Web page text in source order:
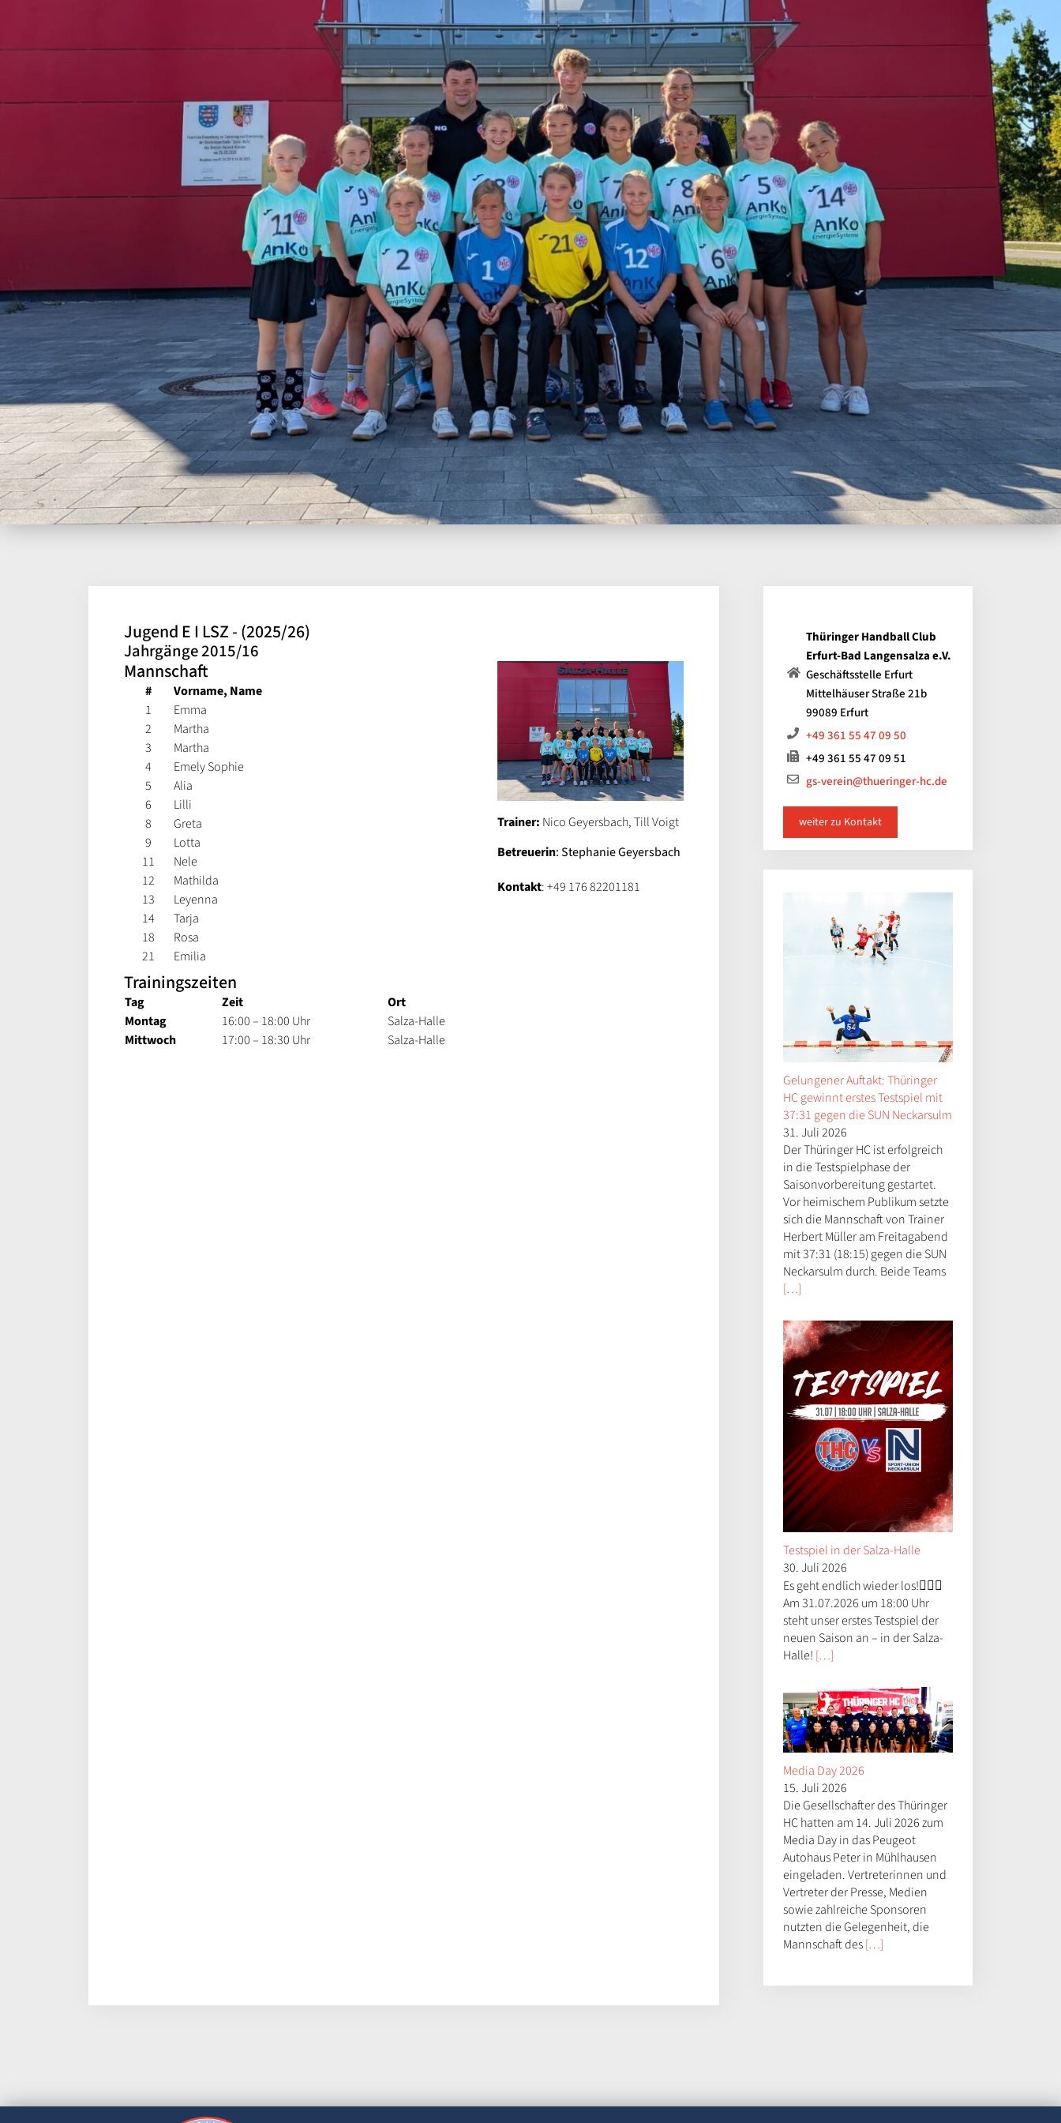
Jugend E I LSZ - (2025/26)
Jahrgänge 2015/16
Mannschaft
#
Vorname, Name
1
Emma
2
Martha
3
Martha
4
Emely Sophie
5
Alia
6
Lilli
8
Greta
9
Lotta
11
Nele
12
Mathilda
13
Leyenna
14
Tarja
18
Rosa
21
Emilia
Trainingszeiten
Tag Zeit
Ort
Montag
16:00 – 18:00 Uhr
Salza-Halle
Mittwoch
17:00 – 18:30 Uhr Salza-Halle
Trainer: Nico Geyersbach, Till Voigt
Betreuerin: Stephanie Geyersbach
Kontakt: +49 176 82201181
Thüringer Handball Club
Erfurt-Bad Langensalza e.V.
Geschäftsstelle Erfurt
Mittelhäuser Straße 21b
99089 Erfurt
+49 361 55 47 09 50
+49 361 55 47 09 51
gs-verein@thueringer-hc.de
weiter zu Kontakt
Gelungener Auftakt: Thüringer
HC gewinnt erstes Testspiel mit
37:31 gegen die SUN Neckarsulm
31. Juli 2026
Der Thüringer HC ist erfolgreich
in die Testspielphase der
Saisonvorbereitung gestartet.
Vor heimischem Publikum setzte
sich die Mannschaft von Trainer
Herbert Müller am Freitagabend
mit 37:31 (18:15) gegen die SUN
Neckarsulm durch. Beide Teams
[…]
Testspiel in der Salza-Halle
30. Juli 2026
Es geht endlich wieder los!😮‍💨🤝
Am 31.07.2026 um 18:00 Uhr
steht unser erstes Testspiel der
neuen Saison an – in der Salza-
Halle! […]
Media Day 2026
15. Juli 2026
Die Gesellschafter des Thüringer
HC hatten am 14. Juli 2026 zum
Media Day in das Peugeot
Autohaus Peter in Mühlhausen
eingeladen. Vertreterinnen und
Vertreter der Presse, Medien
sowie zahlreiche Sponsoren
nutzten die Gelegenheit, die
Mannschaft des[…]